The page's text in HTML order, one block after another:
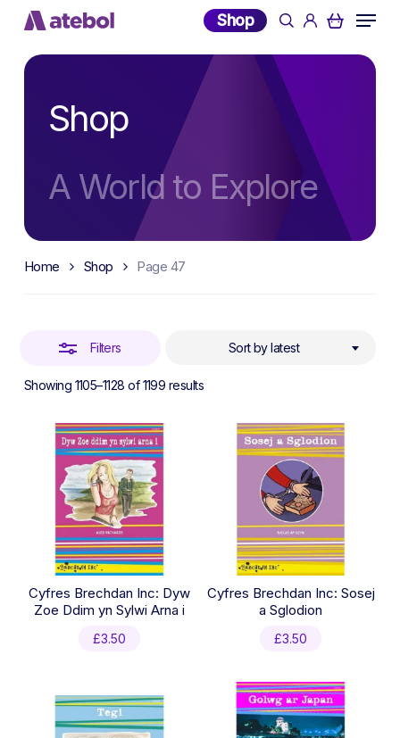
Skip
main
content
Shop searchaccount
Menu
Shop
A World to Explore
Home Shop Page 47
Filters
Showing 1105–1128 of 1199 resultsSorted
Sort by latest
Filters
Cyfres Brechdan Inc: Dyw
Zoe Ddim yn Sylwi Arna i
£3.50
Cyfres Brechdan Inc: Sosej
a Sglodion
£3.50